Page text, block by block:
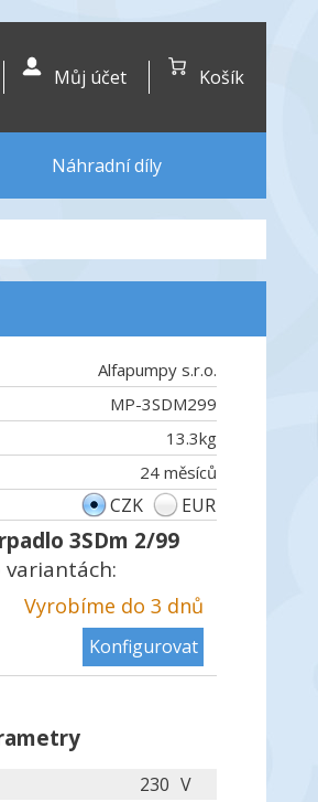
Košík
Můj účet
Náhradní díly
Alfapumpy s.r.o.
MP-3SDM299
13.3kg
24 měsíců
CZK EUR
3SDm 2/99
Vyrobíme do 3 dnů
Konfigurovat
230 V